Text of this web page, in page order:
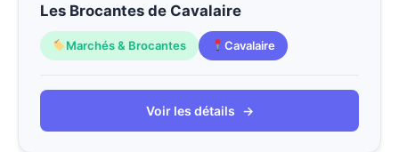
Les Brocantes de Cavalaire
Marchés & Brocantes Cavalaire
Voir les détails →